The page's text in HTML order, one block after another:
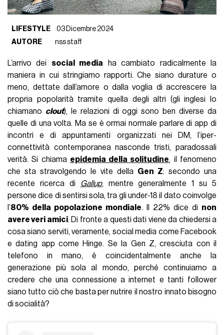
LIFESTYLE
03 Dicembre 2024
AUTORE
nss staff
L’arrivo dei social media ha cambiato radicalmente la
maniera in cui stringiamo rapporti. Che siano durature o
meno, dettate dall’amore o dalla voglia di accrescere la
propria popolarità tramite quella degli altri (gli inglesi lo
chiamano clout), le relazioni di oggi sono ben diverse da
quelle di una volta. Ma se è ormai normale parlare di app di
incontri e di appuntamenti organizzati nei DM, l’iper-
connettività contemporanea nasconde tristi, paradossali
verità. Si chiama epidemia della solitudine, il fenomeno
che sta stravolgendo le vite della Gen Z: secondo una
recente ricerca di Gallup, mentre generalmente 1 su 5
persone dice di sentirsi sola, tra gli under-18 il dato coinvolge
l’80% della popolazione mondiale. Il 22% dice di non
avere veri amici. Di fronte a questi dati viene da chiedersi a
cosa siano serviti, veramente, social media come Facebook
e dating app come Hinge. Se la Gen Z, cresciuta con il
telefono in mano, è coincidentalmente anche la
generazione più sola al mondo, perché continuiamo a
credere che una connessione a internet e tanti follower
siano tutto ciò che basta per nutrire il nostro innato bisogno
di socialità?